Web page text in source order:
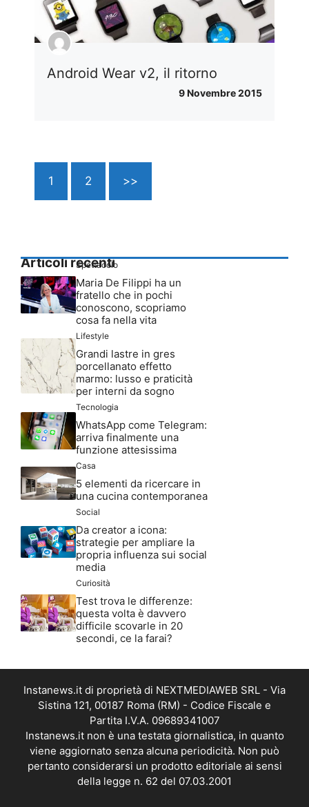
Android Wear v2, il ritorno
9 Novembre 2015
1 2 >>
Articoli recenti
Spettacolo
Maria De Filippi ha un
fratello che in pochi
conoscono, scopriamo
cosa fa nella vita
Lifestyle
Grandi lastre in gres
porcellanato effetto
marmo: lusso e praticità
per interni da sogno
Tecnologia
WhatsApp come Telegram:
arriva finalmente una
funzione attesissima
Casa
5 elementi da ricercare in
una cucina contemporanea
Social
Da creator a icona:
strategie per ampliare la
propria influenza sui social
media
Curiosità
Test trova le differenze:
questa volta è davvero
difficile scovarle in 20
secondi, ce la farai?
Instanews.it di proprietà di NEXTMEDIAWEB SRL - Via
Sistina 121, 00187 Roma (RM) - Codice Fiscale e
Partita I.V.A. 09689341007
Instanews.it non è una testata giornalistica, in quanto
viene aggiornato senza alcuna periodicità. Non può
pertanto considerarsi un prodotto editoriale ai sensi
della legge n. 62 del 07.03.2001